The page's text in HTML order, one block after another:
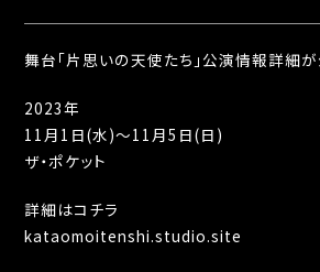
舞台「片思いの天使たち」公演情報詳細が
2023年
11月1日(水)〜11月5日(日)
ザ・ポケット
詳細はコチラ
kataomoitenshi.studio.site